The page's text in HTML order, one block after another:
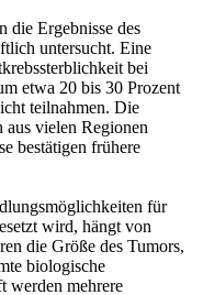
die Ergebnisse des
untersucht. Eine
bei
etwa 20 bis 30 Prozent
teilnahmen. Die
aus vielen Regionen
bestätigen frühere
für
wird, hängt von
die Größe des Tumors,
biologische
werden mehrere